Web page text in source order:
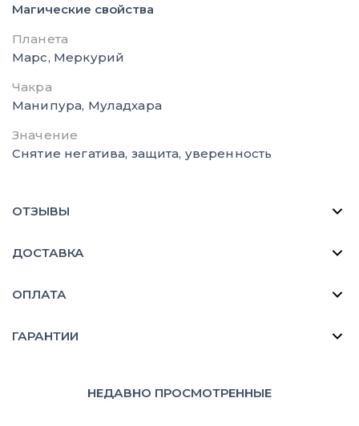
Магические свойства
Планета
Марс, Меркурий
Чакра
Манипура, Муладхара
Значение
Снятие негатива, защита, уверенность
ОТЗЫВЫ
ДОСТАВКА
ОПЛАТА
ГАРАНТИИ
НЕДАВНО ПРОСМОТРЕННЫЕ